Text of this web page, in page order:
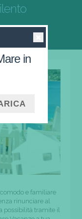
CILENTO
e familiare
rinunciare al
possibilità tramite il
in